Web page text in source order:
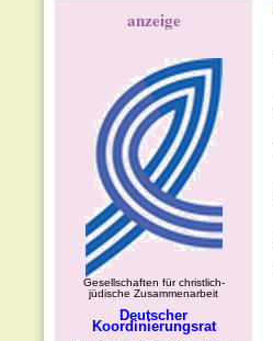
anzeige
Gesellschaften für christlich-
jüdische Zusammenarbeit
Deutscher
Koordinierungsrat